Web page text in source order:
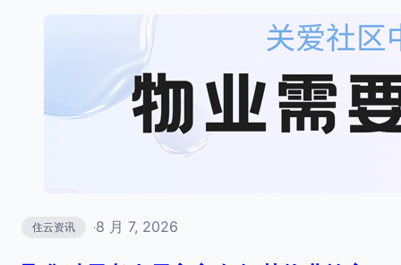
住云资讯 ·8 月 7, 2026